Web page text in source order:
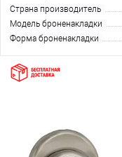
Страна производитель
Модель броненакладки
Форма броненакладки